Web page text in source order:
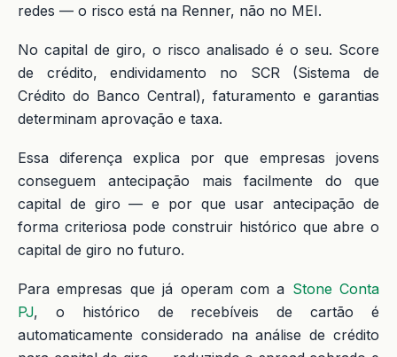
redes — o risco está na Renner, não no MEI.
No capital de giro, o risco analisado é o seu. Score
de crédito, endividamento no SCR (Sistema de
Crédito do Banco Central), faturamento e garantias
determinam aprovação e taxa.
Essa diferença explica por que empresas jovens
conseguem antecipação mais facilmente do que
capital de giro — e por que usar antecipação de
forma criteriosa pode construir histórico que abre o
capital de giro no futuro.
Para empresas que já operam com a Stone Conta
PJ, o histórico de recebíveis de cartão é
automaticamente considerado na análise de crédito